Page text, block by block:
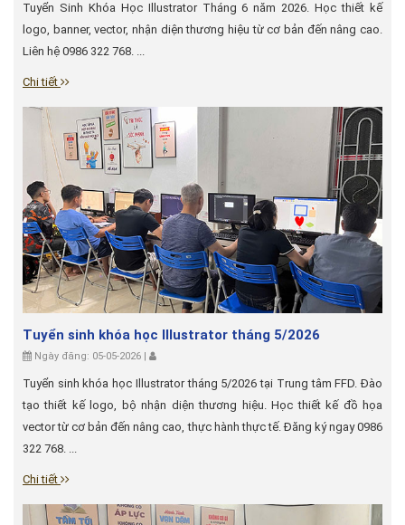
Tuyển Sinh Khóa Học Illustrator Tháng 6 năm 2026. Học thiết kế
logo, banner, vector, nhận diện thương hiệu từ cơ bản đến nâng cao.
Liên hệ 0986 322 768. ...
Chi tiết
Tuyển sinh khóa học Illustrator tháng 5/2026
Ngày đăng: 05-05-2026 |
Tuyển sinh khóa học Illustrator tháng 5/2026 tại Trung tâm FFD. Đào
tạo thiết kế logo, bộ nhận diện thương hiệu. Học thiết kế đồ họa
vector từ cơ bản đến nâng cao, thực hành thực tế. Đăng ký ngay 0986
322 768. ...
Chi tiết